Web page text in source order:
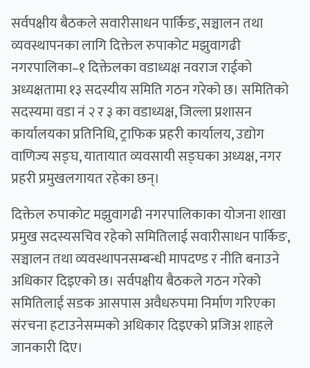
सर्वपक्षीय बैठकले सवारीसाधन पार्किङ, सञ्चालन तथा
व्यवस्थापनका लागि दिक्तेल रुपाकोट मझुवागढी
नगरपालिका–१ दिक्तेलका वडाध्यक्ष नवराज राईको
अध्यक्षतामा १३ सदस्यीय समिति गठन गरेको छ। समितिको
सदस्यमा वडा नं २ र ३ का वडाध्यक्ष, जिल्ला प्रशासन
कार्यालयका प्रतिनिधि, ट्राफिक प्रहरी कार्यालय, उद्योग
वाणिज्य सङ्घ, यातायात व्यवसायी सङ्घका अध्यक्ष, नगर
प्रहरी प्रमुखलगायत रहेका छन्।
दिक्तेल रुपाकोट मझुवागढी नगरपालिकाका योजना शाखा
प्रमुख सदस्यसचिव रहेको समितिलाई सवारीसाधन पार्किङ,
सञ्चालन तथा व्यवस्थापनसम्बन्धी मापदण्ड र नीति बनाउने
अधिकार दिइएको छ। सर्वपक्षीय बैठकले गठन गरेको
समितिलाई सडक आसपास अवैधरुपमा निर्माण गरिएका
संरचना हटाउनेसम्मको अधिकार दिइएको प्रजिअ शाहले
जानकारी दिए।